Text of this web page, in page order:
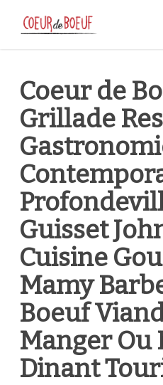
Coeur de
Grillade
Guisset
Cuisine
Mamy
Boeuf
Manger Ou
Dinant